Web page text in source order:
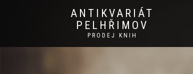
ANTIKVARIÁT
PELHŘIMOV
PRODEJ KNIH